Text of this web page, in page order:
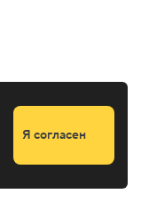
Я согласен